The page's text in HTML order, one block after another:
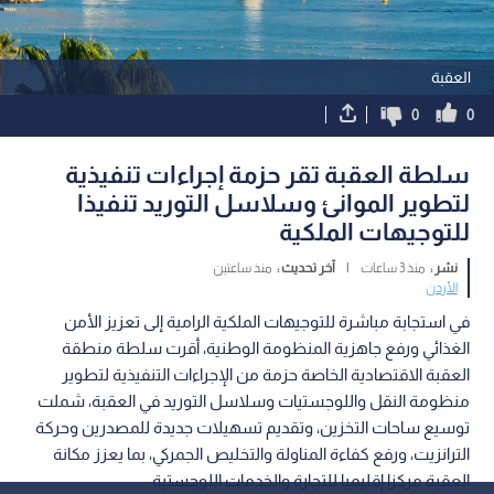
العقبة
0
0
سلطة العقبة تقر حزمة إجراءات تنفيذية
لتطوير الموانئ وسلاسل التوريد تنفيذا
للتوجيهات الملكية
نشر : منذ 3 ساعات | آخر تحديث : منذ ساعتين
الأردن
في استجابة مباشرة للتوجيهات الملكية الرامية إلى تعزيز الأمن
الغذائي ورفع جاهزية المنظومة الوطنية، أقرت سلطة منطقة
العقبة الاقتصادية الخاصة حزمة من الإجراءات التنفيذية لتطوير
منظومة النقل واللوجستيات وسلاسل التوريد في العقبة، شملت
توسيع ساحات التخزين، وتقديم تسهيلات جديدة للمصدرين وحركة
الترانزيت، ورفع كفاءة المناولة والتخليص الجمركي، بما يعزز مكانة
العقبة مركزا إقليميا للتجارة والخدمات اللوجستية.